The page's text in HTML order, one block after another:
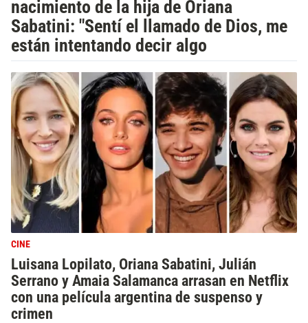
nacimiento de la hija de Oriana
Sabatini: "Sentí el llamado de Dios, me
están intentando decir algo
CINE
Luisana Lopilato, Oriana Sabatini, Julián
Serrano y Amaia Salamanca arrasan en Netflix
con una película argentina de suspenso y
crimen